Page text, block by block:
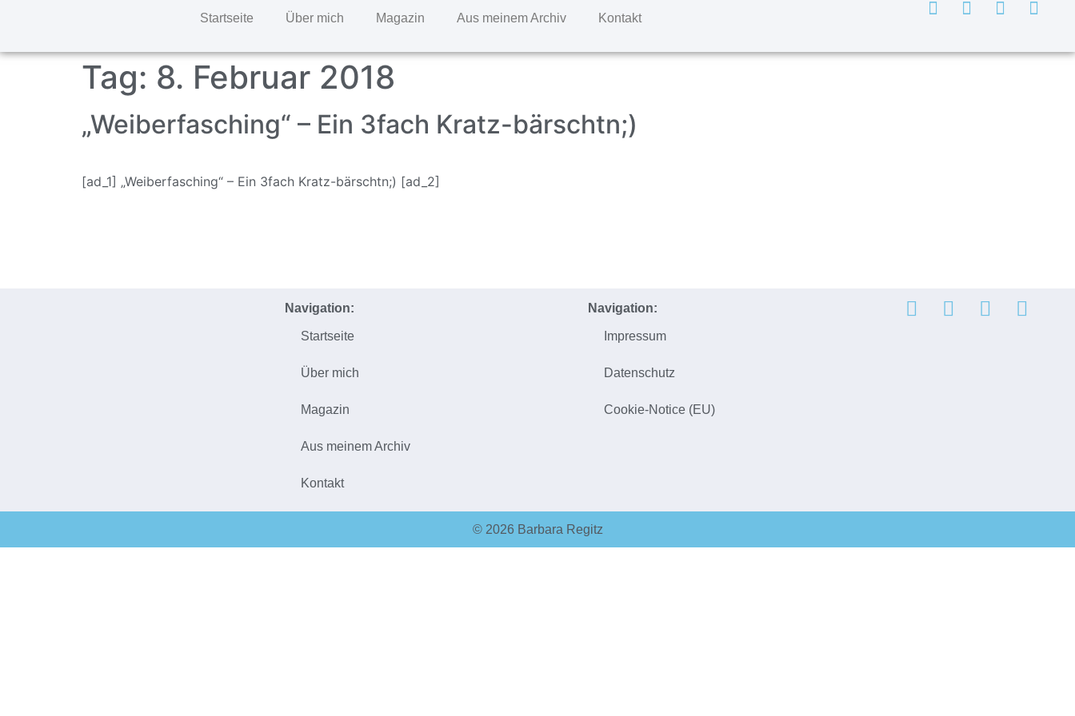
Startseite Über mich Magazin Aus meinem Archiv Kontakt
Tag: 8. Februar 2018
„Weiberfasching“ – Ein 3fach Kratz-bärschtn;)
[ad_1] „Weiberfasching“ – Ein 3fach Kratz-bärschtn;) [ad_2]
Navigation:
Startseite
Über mich
Magazin
Aus meinem Archiv
Kontakt
Navigation:
Impressum
Datenschutz
Cookie-Notice (EU)
© 2026 Barbara Regitz